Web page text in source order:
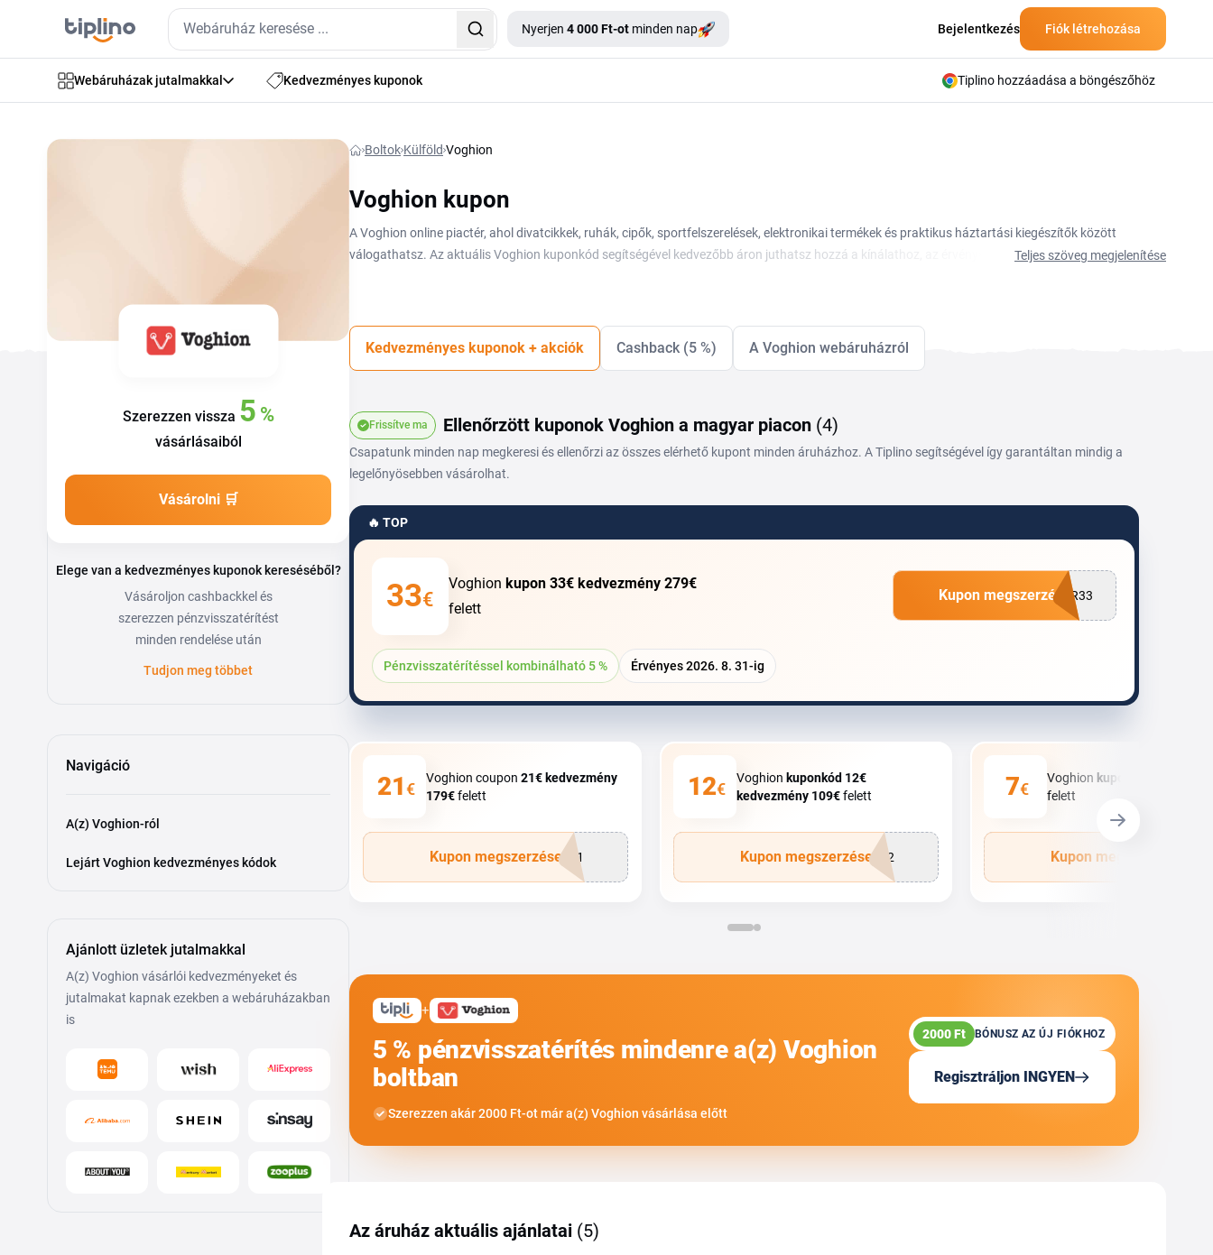
Nyerjen 4 000 Ft-ot minden nap Bejelentkezés Fiók létrehozása
Webáruházak jutalmakkal Kedvezményes kuponok Tiplino hozzáadása a böngészőhöz
Szerezzen vissza 5 %
vásárlásaiból
Vásárolni 🛒
Elege van a kedvezményes kuponok kereséséből?
Vásároljon cashbackkel és
szerezzen pénzvisszatérítést
minden rendelése után
Tudjon meg többet
Navigáció
A(z) Voghion-ról
Lejárt Voghion kedvezményes kódok
Ajánlott üzletek jutalmakkal
A(z) Voghion vásárlói kedvezményeket és
jutalmakat kapnak ezekben a webáruházakban
is
Boltok Külföld Voghion
Voghion kupon
A Voghion online piactér, ahol divatcikkek, ruhák, cipők, sportfelszerelések, elektronikai termékek és praktikus háztartási kiegészítők között
válogathatsz. Az aktuális Voghion kuponkód segítségével kedvezőbb áron juthatsz hozzá a kínálathoz, az érvényes ajánlatokat pedig ezen az
Az ajánlatok rendszeresen frissülnek, érdemes visszanézni új akciókért a vásárlás előtt.
Teljes szöveg megjelenítése
Kedvezményes kuponok + akciók Cashback (5 %) A Voghion webáruházról
Frissítve ma Ellenőrzött kuponok Voghion a magyar piacon (4)
Csapatunk minden nap megkeresi és ellenőrzi az összes elérhető kupont minden áruházhoz. A Tiplino segítségével így garantáltan mindig a
legelőnyösebben vásárolhat.
🔥 TOP
33€
Voghion kupon 33€ kedvezmény 279€
felett
Pénzvisszatérítéssel kombinálható 5 % Érvényes 2026. 8. 31-ig
R33
Kupon megszerzése
21€
Voghion coupon 21€ kedvezmény
179€felett
R21
Kupon megszerzése
12€
Voghion kuponkód 12€
kedvezmény 109€felett
R12
Kupon megszerzése
7€
Voghion kupon
felett
Kupon megszerzése
Az áruház aktuális ajánlatai (5)
+
5 % pénzvisszatérítés mindenre a(z) Voghion
boltban
Szerezzen akár 2000 Ft-ot már a(z) Voghion vásárlása előtt
2000 Ft BÓNUSZ AZ ÚJ FIÓKHOZ
Regisztráljon INGYEN